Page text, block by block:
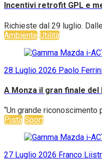
Incentivi retrofit GPL e
Richieste dal 29 luglio.
Ambiente Utilità
28 Luglio 2026 Paolo
A Monza il gran finale del
“Un grande riconoscimento
Pista Sport
27 Luglio 2026 Franco